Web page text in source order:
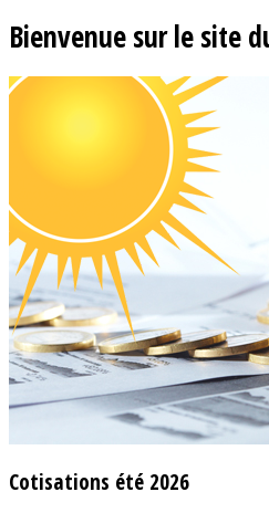
Bienvenue sur le site
Cotisations été 2026